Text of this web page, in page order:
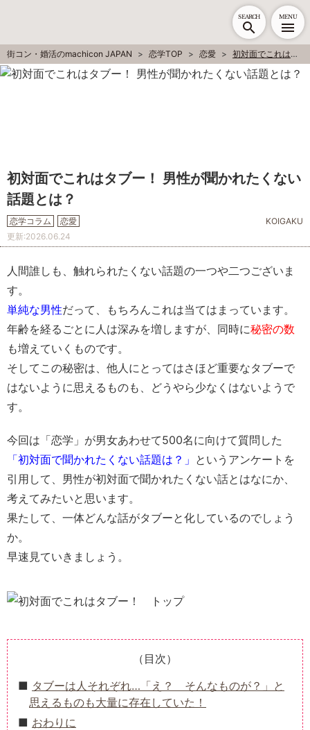
SEARCH MENU
街コン・婚活のmachicon JAPAN 恋学TOP 恋愛 初対面でこれはタブー！ 男性が聞かれたくない話題とは？
初対面でこれはタブー！ 男性が聞かれたくない
話題とは？
恋学コラム 恋愛
KOIGAKU
更新:2026.06.24
人間誰しも、触れられたくない話題の一つや二つございま
す。
単純な男性だって、もちろんこれは当てはまっています。
年齢を経るごとに人は深みを増しますが、同時に秘密の数
も増えていくものです。
そしてこの秘密は、他人にとってはさほど重要なタブーで
はないように思えるものも、どうやら少なくはないようで
す。
今回は「恋学」が男女あわせて500名に向けて質問した
「初対面で聞かれたくない話題は？」 というアンケートを
引用して、男性が初対面で聞かれたくない話とはなにか、
考えてみたいと思います。
果たして、一体どんな話がタブーと化しているのでしょう
か。
早速見ていきましょう。
（目次）
タブーは人それぞれ…「え？ そんなものが？」と
思えるものも大量に存在していた！
おわりに